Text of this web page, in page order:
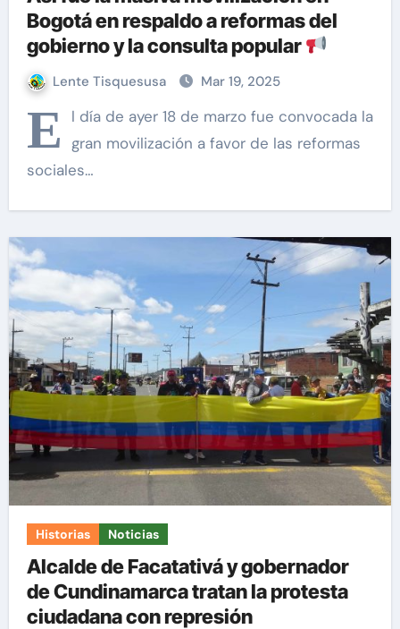
Bogotá en respaldo a reformas del
gobierno y la consulta popular
Lente Tisquesusa Mar 19, 2025
E
l día de ayer 18 de marzo fue convocada la
gran movilización a favor de las reformas
sociales…
Historias Noticias
Alcalde de Facatativá y gobernador
de Cundinamarca tratan la protesta
ciudadana con represión